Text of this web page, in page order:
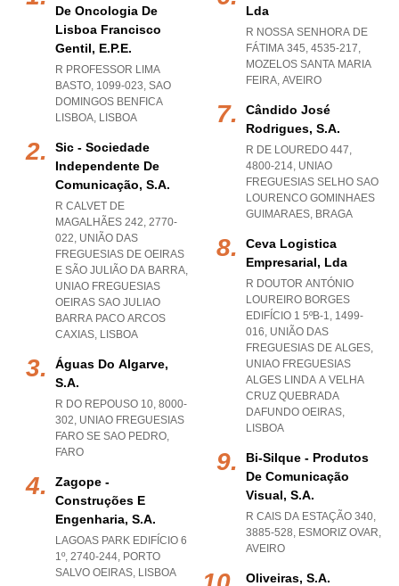
De Oncologia De
Lisboa Francisco
Gentil, E.p.e.
R PROFESSOR LIMA
BASTO, 1099-023, SAO
DOMINGOS BENFICA
LISBOA, LISBOA
Sic - Sociedade
Independente De
Comunicação, S.a.
R CALVET DE
MAGALHÃES 242, 2770-
022, UNIÃO DAS
FREGUESIAS DE OEIRAS
E SÃO JULIÃO DA BARRA,
UNIAO FREGUESIAS
OEIRAS SAO JULIAO
BARRA PACO ARCOS
CAXIAS, LISBOA
Águas Do Algarve,
S.a.
R DO REPOUSO 10, 8000-
302, UNIAO FREGUESIAS
FARO SE SAO PEDRO,
FARO
Zagope -
Construções E
Engenharia, S.a.
LAGOAS PARK EDIFÍCIO 6
1º, 2740-244, PORTO
SALVO OEIRAS, LISBOA
Lda
R NOSSA SENHORA DE
FÁTIMA 345, 4535-217,
MOZELOS SANTA MARIA
FEIRA, AVEIRO
Cândido José
Rodrigues, S.a.
R DE LOUREDO 447,
4800-214, UNIAO
FREGUESIAS SELHO SAO
LOURENCO GOMINHAES
GUIMARAES, BRAGA
Ceva Logistica
Empresarial, Lda
R DOUTOR ANTÓNIO
LOUREIRO BORGES
EDIFÍCIO 1 5ºB-1, 1499-
016, UNIÃO DAS
FREGUESIAS DE ALGES,
UNIAO FREGUESIAS
ALGES LINDA A VELHA
CRUZ QUEBRADA
DAFUNDO OEIRAS,
LISBOA
Bi-Silque - Produtos
De Comunicação
Visual, S.a.
R CAIS DA ESTAÇÃO 340,
3885-528, ESMORIZ OVAR,
AVEIRO
Oliveiras, S.a.